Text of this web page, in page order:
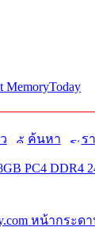
ค้นหา ร
PC4 DDR4
หน้ากระด